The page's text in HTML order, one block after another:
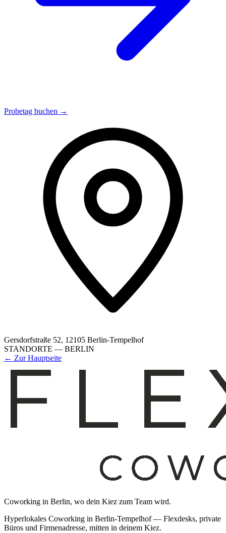
Probetag buchen →
Gersdorfstraße 52, 12105 Berlin-Tempelhof
STANDORTE — BERLIN
← Zur Hauptseite
Coworking in Berlin, wo dein Kiez zum Team wird.
Hyperlokales Coworking in Berlin-Tempelhof— Flexdesks, private
Büros und Firmenadresse, mitten in deinem Kiez.